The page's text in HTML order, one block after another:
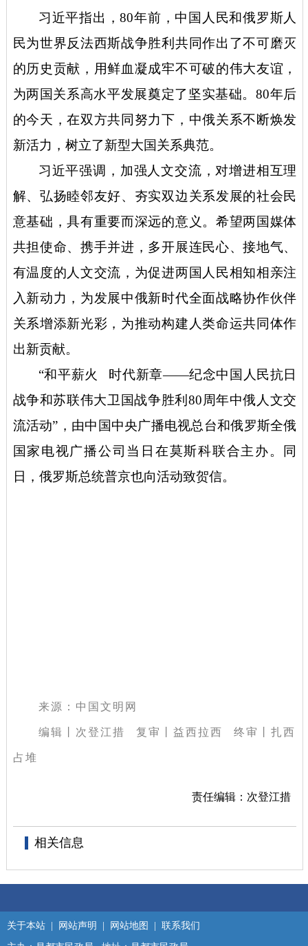
习近平指出，80年前，中国人民和俄罗斯人
民为世界反法西斯战争胜利共同作出了不可磨灭
的历史贡献，用鲜血凝成牢不可破的伟大友谊，
为两国关系高水平发展奠定了坚实基础。80年后
的今天，在双方共同努力下，中俄关系不断焕发
新活力，树立了新型大国关系典范。
习近平强调，加强人文交流，对增进相互理
解、弘扬睦邻友好、夯实双边关系发展的社会民
意基础，具有重要而深远的意义。希望两国媒体
共担使命、携手并进，多开展连民心、接地气、
有温度的人文交流，为促进两国人民相知相亲注
入新动力，为发展中俄新时代全面战略协作伙伴
关系增添新光彩，为推动构建人类命运共同体作
出新贡献。
“和平薪火 时代新章——纪念中国人民抗日
战争和苏联伟大卫国战争胜利80周年中俄人文交
流活动”，由中国中央广播电视总台和俄罗斯全俄
国家电视广播公司当日在莫斯科联合主办。同
日，俄罗斯总统普京也向活动致贺信。
来源：中国文明网
编辑丨次登江措 复审丨益西拉西 终审丨扎西
占堆
责任编辑：次登江措
相关信息
关于本站 网站声明 网站地图 联系我们